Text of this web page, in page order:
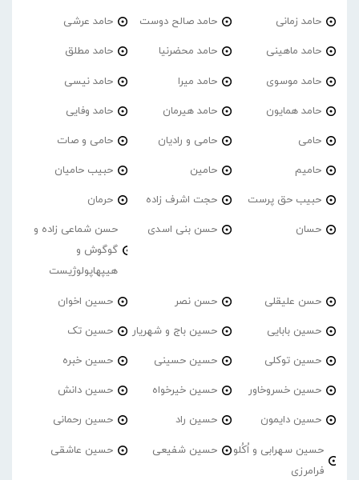
حامد زمانی حامد صالح دوست حامد عرشی
حامد ماهینی حامد محضرنیا حامد مطلق
حامد موسوی حامد میرا حامد نیسی
حامد همایون حامد هیرمان حامد وفایی
حامی حامی و رادیان حامی و صات
حامیم حامین حبیب حامیان
حبیب حق پرست حجت اشرف زاده حرمان
حسان حسن بنی اسدی
حسن شماعی زاده و
گوگوش و
هیپهاپولوژیست
حسن علیقلی حسن نصر حسین اخوان
حسین بابایی حسین باج و شهریار حسین تک
حسین توکلی حسین حسینی حسین خبره
حسین خسروخاور حسین خیرخواه حسین دانش
حسین دایمون حسین راد حسین رحمانی
حسین سهرابی و اُکُلو
فرامرزی
حسین شفیعی حسین عاشقی